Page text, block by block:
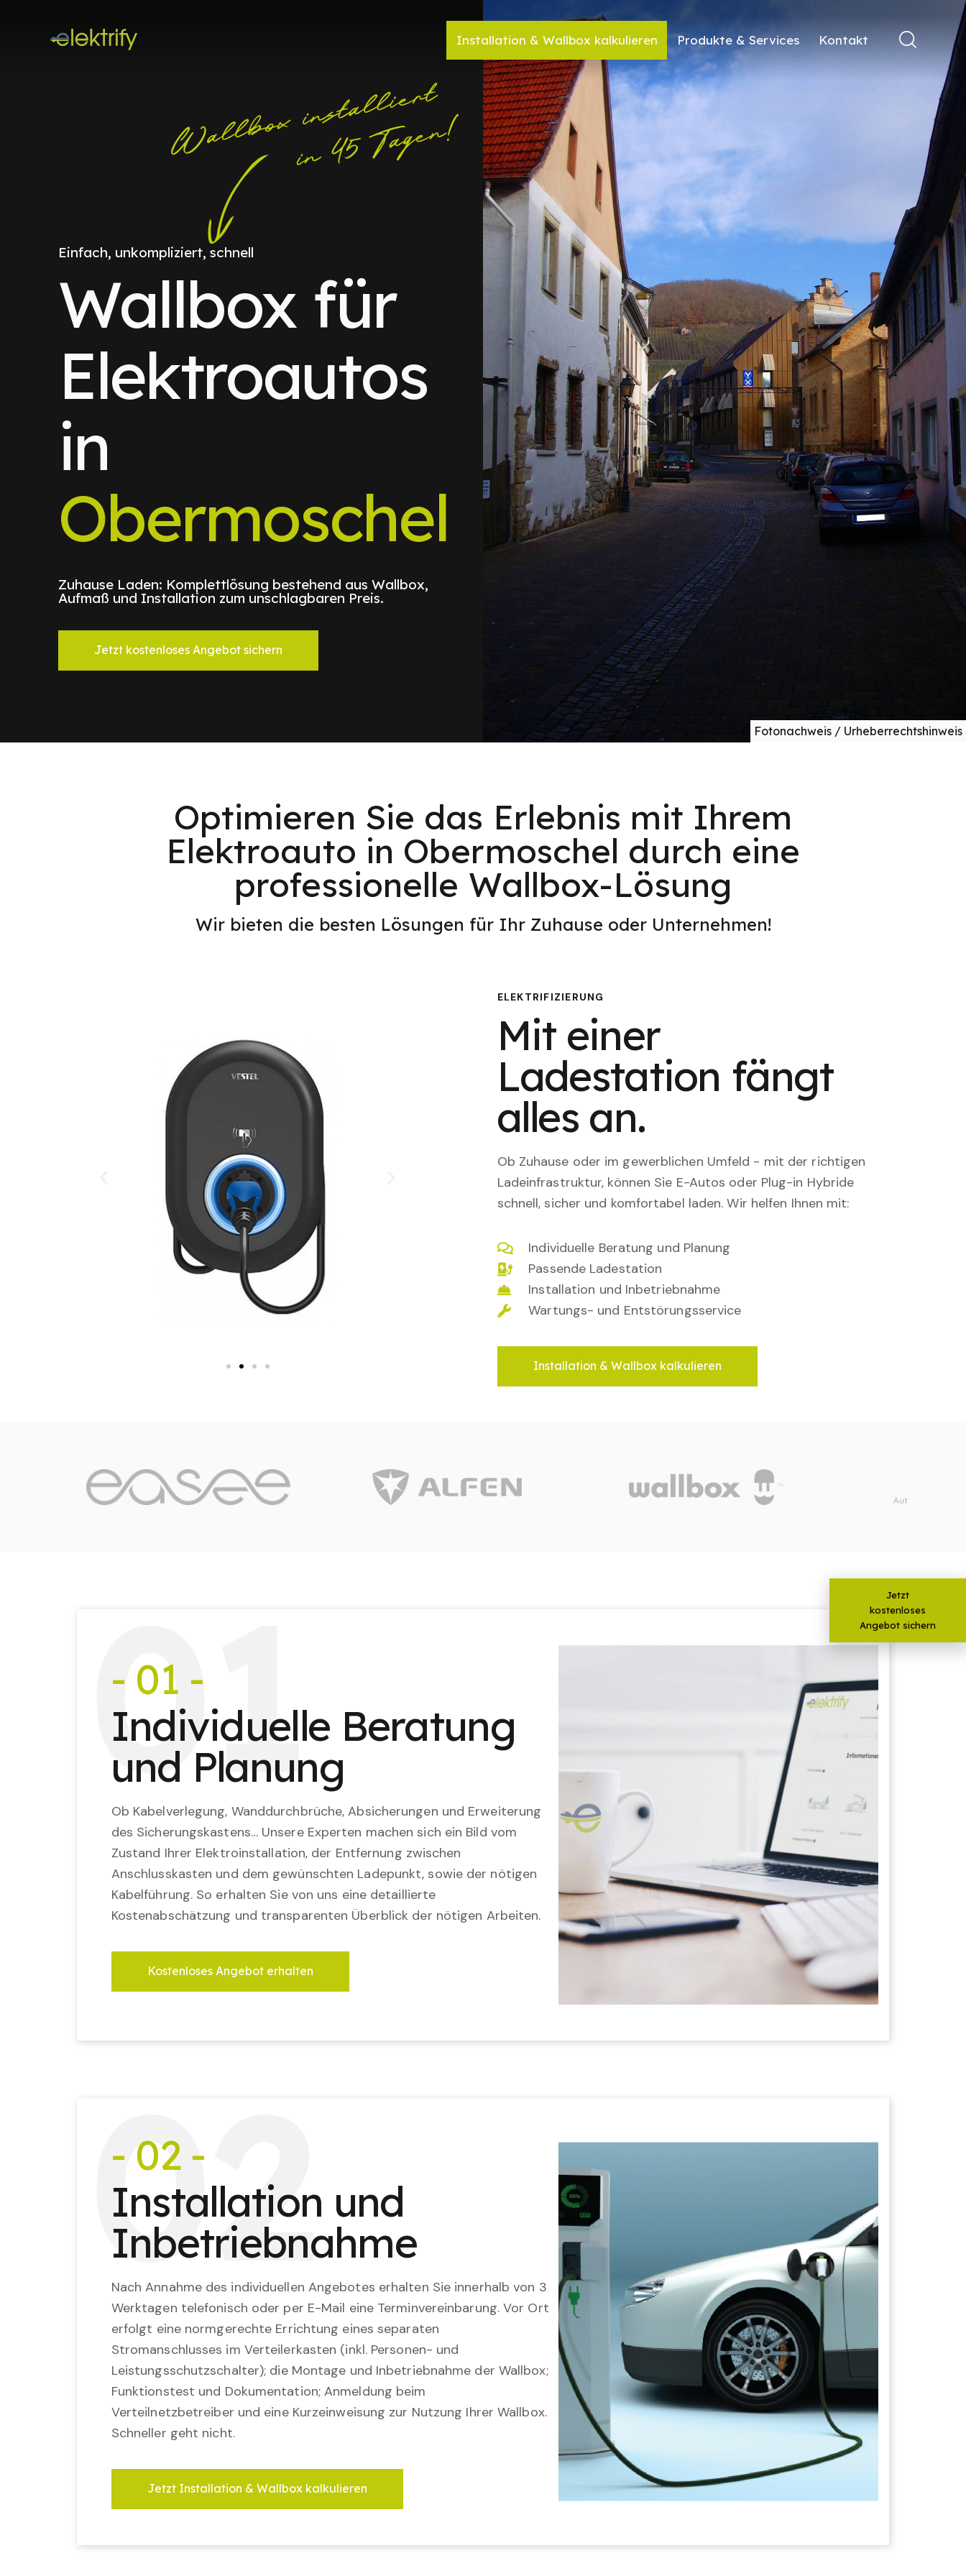
Installation & Wallbox kalkulieren Produkte & Services Kontakt
Einfach, unkompliziert, schnell
Wallbox für
Elektroautos
in
Obermoschel
Zuhause Laden: Komplettlösung bestehend aus Wallbox,
Aufmaß und Installation zum unschlagbaren Preis.
Jetzt kostenloses Angebot sichern
Fotonachweis / Urheberrechtshinweis
Optimieren Sie das Erlebnis mit Ihrem
Elektroauto in Obermoschel durch eine
professionelle Wallbox-Lösung
Wir bieten die besten Lösungen für Ihr Zuhause oder Unternehmen!
ELEKTRIFIZIERUNG
Mit einer
Ladestation fängt
alles an.
Ob Zuhause oder im gewerblichen Umfeld - mit der richtigen
Ladeinfrastruktur, können Sie E-Autos oder Plug-in Hybride
schnell, sicher und komfortabel laden. Wir helfen Ihnen mit:
Individuelle Beratung und Planung
Passende Ladestation
Installation und Inbetriebnahme
Wartungs- und Entstörungsservice
Installation & Wallbox kalkulieren
01
- 01 -
Individuelle Beratung
und Planung
Ob Kabelverlegung, Wanddurchbrüche, Absicherungen und Erweiterung
des Sicherungskastens… Unsere Experten machen sich ein Bild vom
Zustand Ihrer Elektroinstallation, der Entfernung zwischen
Anschlusskasten und dem gewünschten Ladepunkt, sowie der nötigen
Kabelführung. So erhalten Sie von uns eine detaillierte
Kostenabschätzung und transparenten Überblick der nötigen Arbeiten.
Kostenloses Angebot erhalten
02
- 02 -
Installation und
Inbetriebnahme
Nach Annahme des individuellen Angebotes erhalten Sie innerhalb von 3
Werktagen telefonisch oder per E-Mail eine Terminvereinbarung. Vor Ort
erfolgt eine normgerechte Errichtung eines separaten
Stromanschlusses im Verteilerkasten (inkl. Personen- und
Leistungsschutzschalter); die Montage und Inbetriebnahme der Wallbox;
Funktionstest und Dokumentation; Anmeldung beim
Verteilnetzbetreiber und eine Kurzeinweisung zur Nutzung Ihrer Wallbox.
Schneller geht nicht.
Jetzt Installation & Wallbox kalkulieren
Jetzt
kostenloses
Angebot sichern